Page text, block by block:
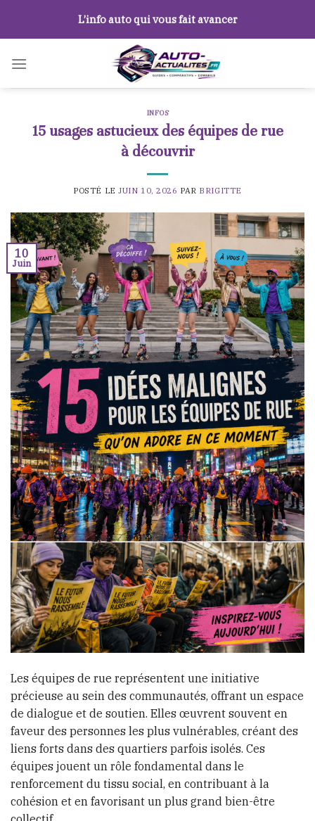
content
L’info auto qui vous fait avancer
INFOS
15 usages astucieux des équipes de rue
à découvrir
POSTÉ LEJUIN 10, 2026 PAR BRIGITTE
10
Juin
Les équipes de rue représentent une initiative
précieuse au sein des communautés, offrant un espace
de dialogue et de soutien. Elles œuvrent souvent en
faveur des personnes les plus vulnérables, créant des
liens forts dans des quartiers parfois isolés. Ces
équipes jouent un rôle fondamental dans le
renforcement du tissu social, en contribuant à la
cohésion et en favorisant un plus grand bien-être